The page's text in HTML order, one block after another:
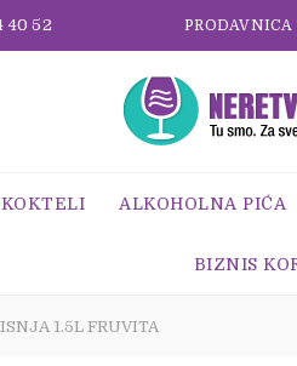
40 52 PRODAVNICA
ALKOHOLNA PIĆA
BIZNIS
1.5L FRUVITA